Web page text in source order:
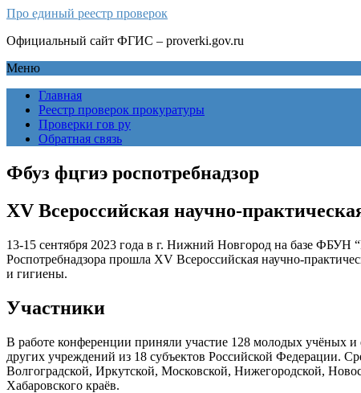
Про единый реестр проверок
Официальный сайт ФГИС – proverki.gov.ru
Меню
Главная
Реестр проверок прокуратуры
Проверки гов ру
Обратная связь
Фбуз фцгиэ роспотребнадзор
XV Всероссийская научно-
13-15 сентября 2023 года в г. Нижний Новгород на базе
Роспотребнадзора прошла XV Всероссийская научно-
и гигиены.
Участники
В работе конференции приняли участие 128 молодых учёных
других учреждений из 18 субъектов Российской Федерации.
Волгоградской, Иркутской, Московской, Нижегородской,
Хабаровского краёв.